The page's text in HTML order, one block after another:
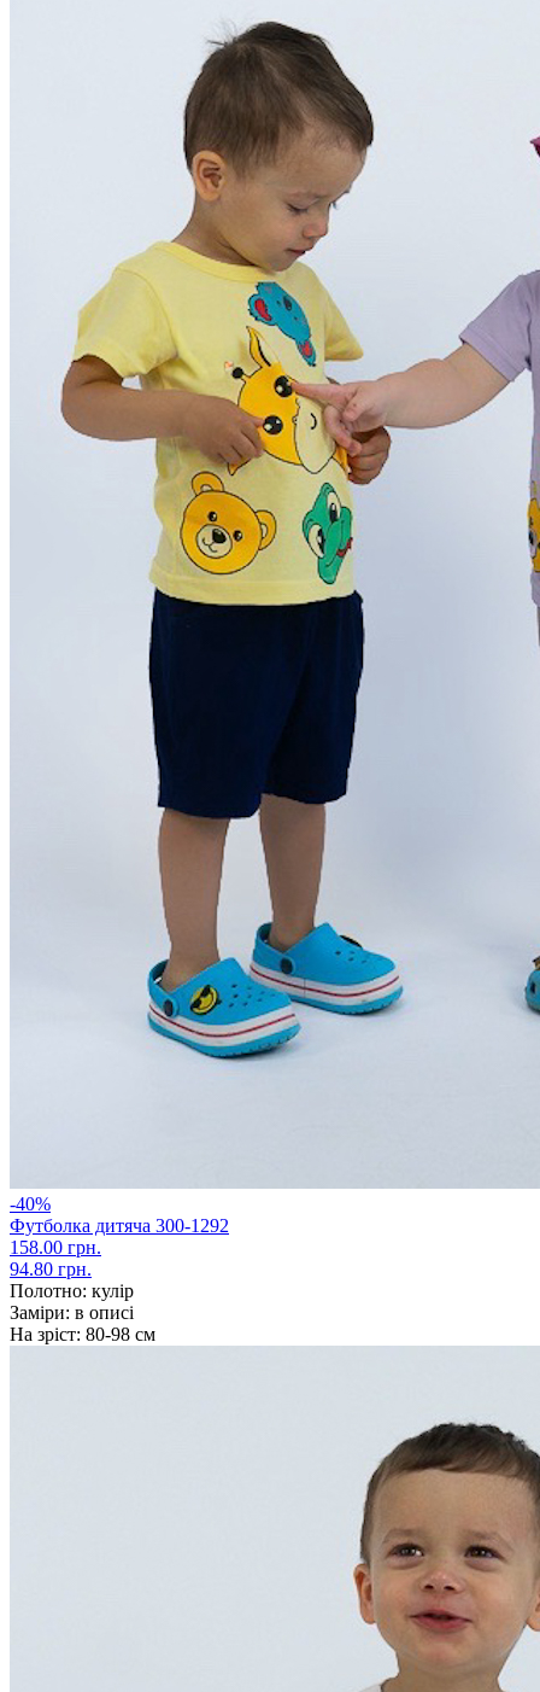
-40%
Футболка дитяча 300-1292
158.00 грн.
94.80 грн.
Полотно: кулір
Заміри: в описі
На зріст: 80-98 см